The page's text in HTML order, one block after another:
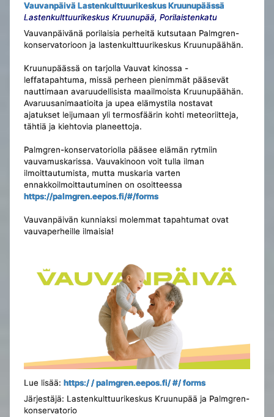
Vauvanpäivä Lastenkulttuurikeskus Kruunupäässä
Lastenkulttuurikeskus Kruunupää, Porilaistenkatu
Vauvanpäivänä porilaisia perheitä kutsutaan Palmgren-
konservatorioon ja lastenkulttuurikeskus Kruunupäähän.
Kruunupäässä on tarjolla Vauvat kinossa -
leffatapahtuma, missä perheen pienimmät pääsevät
nauttimaan avaruudellisista maailmoista Kruunupäähän.
Avaruusanimaatioita ja upea elämystila nostavat
ajatukset leijumaan yli termosfäärin kohti meteoriitteja,
tähtiä ja kiehtovia planeettoja.
Palmgren-konservatoriolla pääsee elämän rytmiin
vauvamuskarissa. Vauvakinoon voit tulla ilman
ilmoittautumista, mutta muskaria varten
ennakkoilmoittautuminen on osoitteessa
https://palmgren.eepos.fi/#/forms
Vauvanpäivän kunniaksi molemmat tapahtumat ovat
vauvaperheille ilmaisia!
Lue lisää: https:/ / palmgren.eepos.fi/ #/ forms
Järjestäjä: Lastenkulttuurikeskus Kruunupää ja Palmgren-
konservatorio